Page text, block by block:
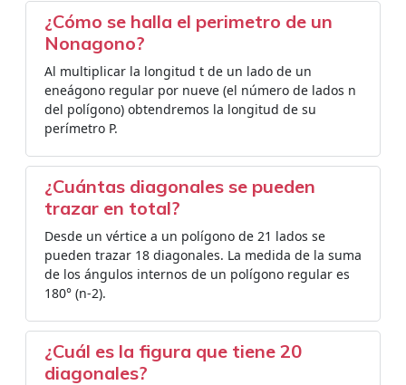
¿Cómo se halla el perimetro de un
Nonagono?
Al multiplicar la longitud t de un lado de un
eneágono regular por nueve (el número de lados n
del polígono) obtendremos la longitud de su
perímetro P.
¿Cuántas diagonales se pueden
trazar en total?
Desde un vértice a un polígono de 21 lados se
pueden trazar 18 diagonales. La medida de la suma
de los ángulos internos de un polígono regular es
180° (n-2).
¿Cuál es la figura que tiene 20
diagonales?